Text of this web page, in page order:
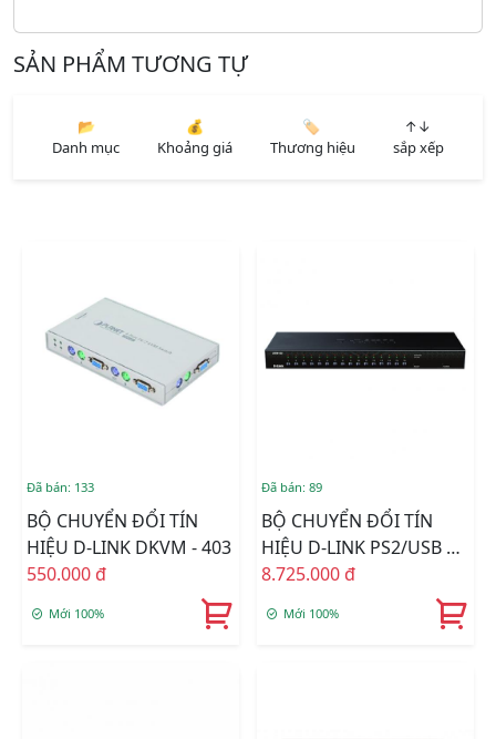
SẢN PHẨM TƯƠNG TỰ
📂
Danh mục
💰
Khoảng giá
🏷️
Thương hiệu
↑↓
sắp xếp
Đã bán: 133
BỘ CHUYỂN ĐỔI TÍN
HIỆU D-LINK DKVM - 403
550.000 đ
Mới 100%
Đã bán: 89
BỘ CHUYỂN ĐỔI TÍN
HIỆU D-LINK PS2/USB 16
Port DKVM-450
8.725.000 đ
Mới 100%